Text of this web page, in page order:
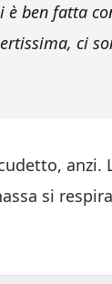
è ben fatta
ci
anzi.
si